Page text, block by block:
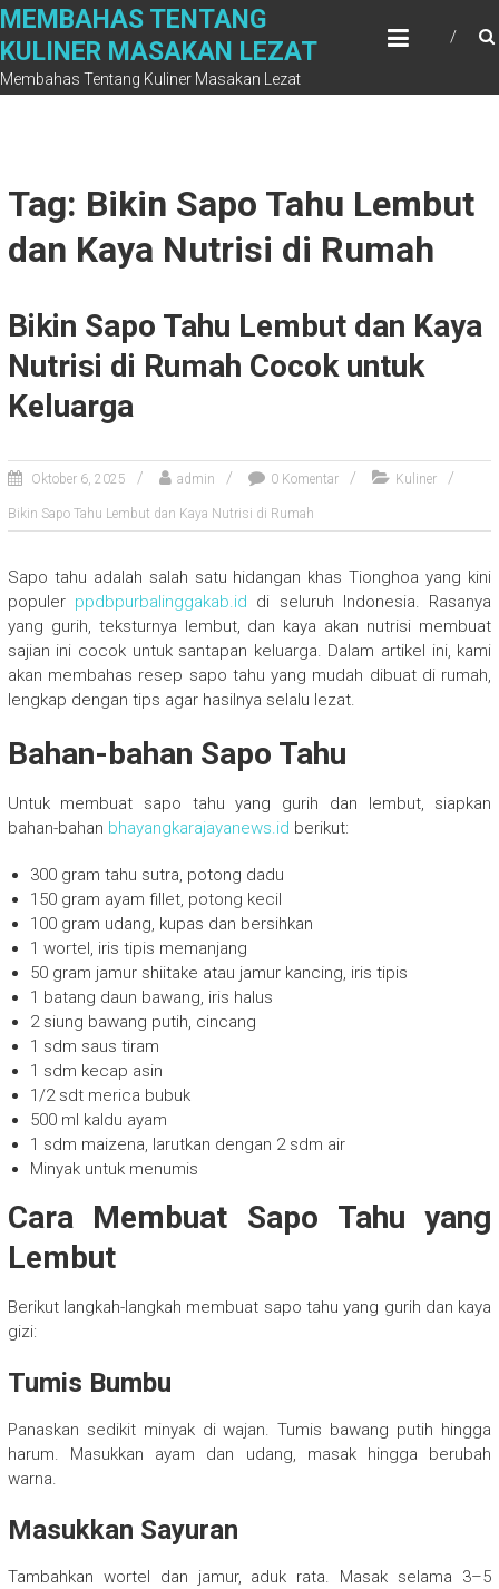
Skip
content
MEMBAHAS TENTANG
KULINER MASAKAN LEZAT
Membahas Tentang Kuliner Masakan Lezat
Tag: Bikin Sapo Tahu Lembut
dan Kaya Nutrisi di Rumah
Bikin Sapo Tahu Lembut dan Kaya
Nutrisi di Rumah Cocok untuk
Keluarga
Oktober 6, 2025 admin 0 Komentar Kuliner
Bikin Sapo Tahu Lembut dan Kaya Nutrisi di Rumah
Sapo tahu adalah salah satu hidangan khas Tionghoa yang kini
populer ppdbpurbalinggakab.id di seluruh Indonesia. Rasanya
yang gurih, teksturnya lembut, dan kaya akan nutrisi membuat
sajian ini cocok untuk santapan keluarga. Dalam artikel ini, kami
akan membahas resep sapo tahu yang mudah dibuat di rumah,
lengkap dengan tips agar hasilnya selalu lezat.
Bahan-bahan Sapo Tahu
Untuk membuat sapo tahu yang gurih dan lembut, siapkan
bahan-bahan bhayangkarajayanews.id berikut:
300 gram tahu sutra, potong dadu
150 gram ayam fillet, potong kecil
100 gram udang, kupas dan bersihkan
1 wortel, iris tipis memanjang
50 gram jamur shiitake atau jamur kancing, iris tipis
1 batang daun bawang, iris halus
2 siung bawang putih, cincang
1 sdm saus tiram
1 sdm kecap asin
1/2 sdt merica bubuk
500 ml kaldu ayam
1 sdm maizena, larutkan dengan 2 sdm air
Minyak untuk menumis
Cara Membuat Sapo Tahu yang
Lembut
Berikut langkah-langkah membuat sapo tahu yang gurih dan kaya
gizi:
Tumis Bumbu
Panaskan sedikit minyak di wajan. Tumis bawang putih hingga
harum. Masukkan ayam dan udang, masak hingga berubah
warna.
Masukkan Sayuran
Tambahkan wortel dan jamur, aduk rata. Masak selama 3–5